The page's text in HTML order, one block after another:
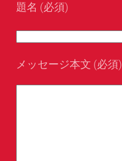
題名 (必須)
メッセージ本文 (必須)